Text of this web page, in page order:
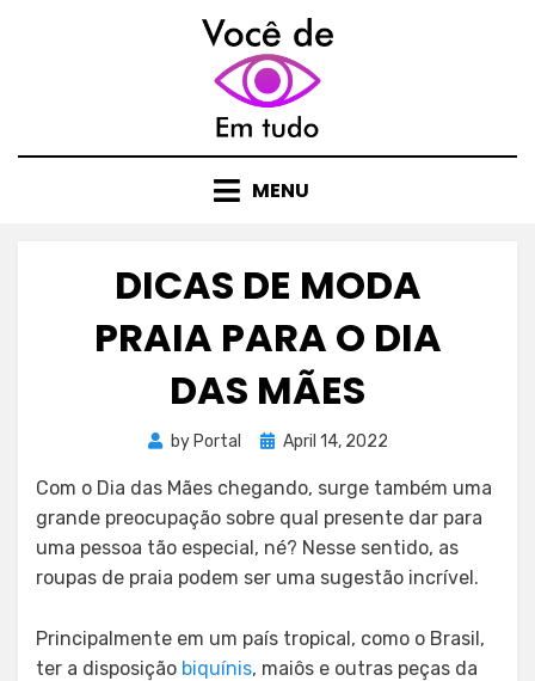
MENU
DICAS DE MODA
PRAIA PARA O DIA
DAS MÃES
by Portal
Posted
April 14, 2022
Com o Dia das Mães chegando, surge também uma
grande preocupação sobre qual presente dar para
uma pessoa tão especial, né? Nesse sentido, as
roupas de praia podem ser uma sugestão incrível.
Principalmente em um país tropical, como o Brasil,
ter a disposição biquínis, maiôs e outras peças da